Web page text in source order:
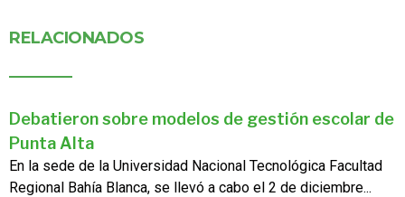
RELACIONADOS
Debatieron sobre modelos de gestión escolar de
Punta Alta
En la sede de la Universidad Nacional Tecnológica Facultad
Regional Bahía Blanca, se llevó a cabo el 2 de diciembre...